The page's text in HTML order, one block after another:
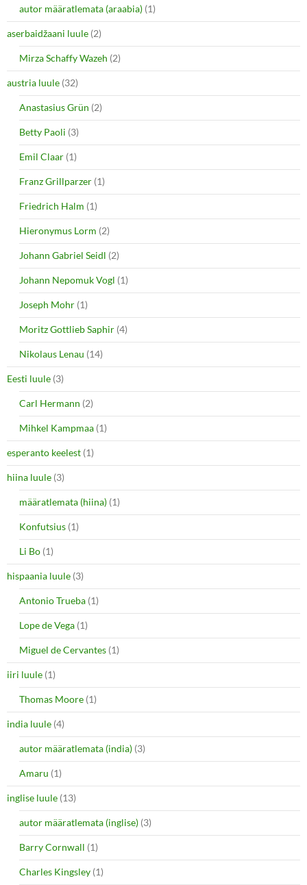
n
n
w
w
i
n
d
o
)
i
n
n
e
w
w
i
n
d
w
)
autor määratlemata (araabia) (1)
aserbaidžaani luule (2)
Mirza Schaffy Wazeh (2)
austria luule (32)
Anastasius Grün (2)
Betty Paoli (3)
Emil Claar (1)
Franz Grillparzer (1)
Friedrich Halm (1)
Hieronymus Lorm (2)
Johann Gabriel Seidl (2)
Johann Nepomuk Vogl (1)
Joseph Mohr (1)
Moritz Gottlieb Saphir (4)
Nikolaus Lenau (14)
Eesti luule (3)
Carl Hermann (2)
Mihkel Kampmaa (1)
esperanto keelest (1)
hiina luule (3)
määratlemata (hiina) (1)
Konfutsius (1)
Li Bo (1)
hispaania luule (3)
Antonio Trueba (1)
Lope de Vega (1)
Miguel de Cervantes (1)
iiri luule (1)
Thomas Moore (1)
india luule (4)
autor määratlemata (india) (3)
Amaru (1)
inglise luule (13)
autor määratlemata (inglise) (3)
Barry Cornwall (1)
Charles Kingsley (1)